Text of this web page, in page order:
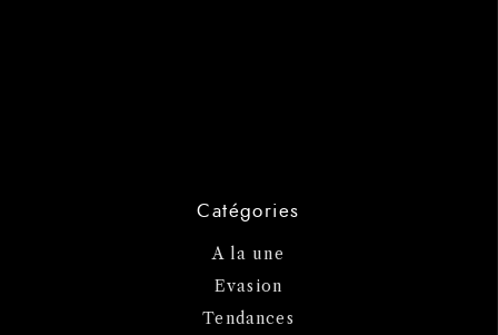
Catégories
A la une
Evasion
Tendances